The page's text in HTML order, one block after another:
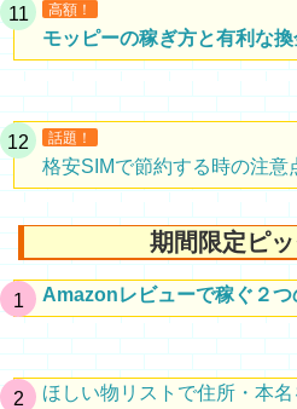
高額！
モッピーの稼ぎ方と有利な
話題！
格安SIMで節約する時の注意
期間限定ピ
Amazonレビューで稼ぐ２つ
ほしい物リストで住所・本